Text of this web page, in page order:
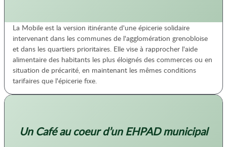
La Mobile est la version itinérante d'une épicerie solidaire
intervenant dans les communes de l'agglomération grenobloise
et dans les quartiers prioritaires. Elle vise à rapprocher l'aide
alimentaire des habitants les plus éloignés des commerces ou en
situation de précarité, en maintenant les mêmes conditions
tarifaires que l'épicerie fixe.
Un Café au coeur d’un EHPAD municipal